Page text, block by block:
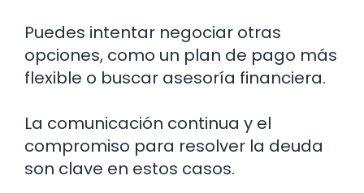
Puedes intentar negociar otras
opciones, como un plan de pago más
flexible o buscar asesoría financiera.
La comunicación continua y el
compromiso para resolver la deuda
son clave en estos casos.